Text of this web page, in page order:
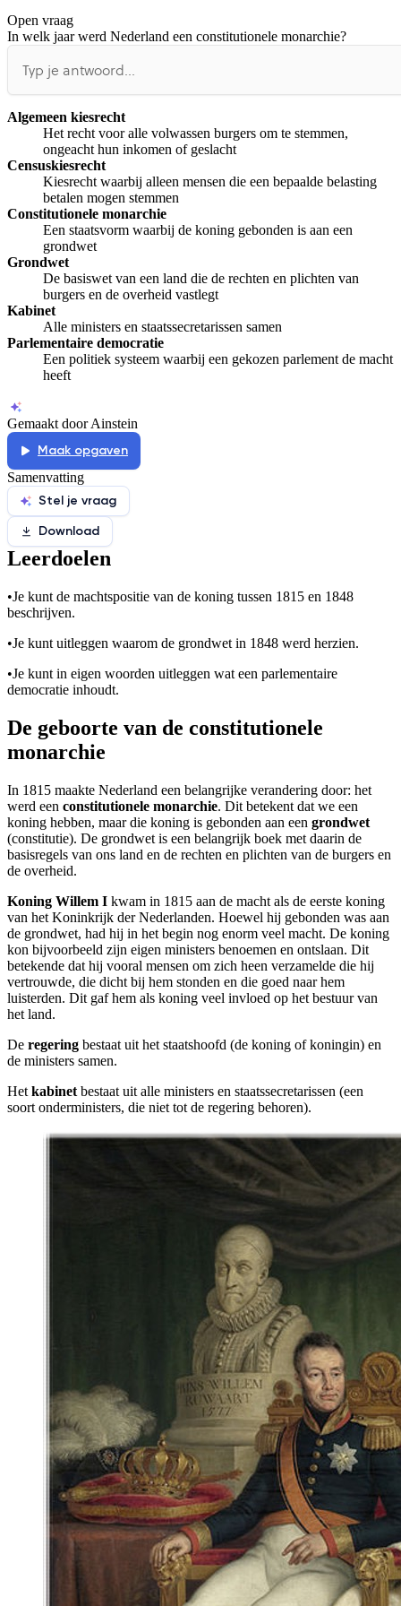
De uitleg gaat te langzaam
Open vraag
In welk jaar werd Nederland een constitutionele monarchie?
Algemeen kiesrecht
Het recht voor alle volwassen burgers om te stemmen,
ongeacht hun inkomen of geslacht
Censuskiesrecht
Kiesrecht waarbij alleen mensen die een bepaalde belasting
betalen mogen stemmen
Constitutionele monarchie
Een staatsvorm waarbij de koning gebonden is aan een
grondwet
Grondwet
De basiswet van een land die de rechten en plichten van
burgers en de overheid vastlegt
Kabinet
Alle ministers en staatssecretarissen samen
Parlementaire democratie
Een politiek systeem waarbij een gekozen parlement de macht
heeft
Gemaakt door Ainstein
Maak opgaven
Samenvatting
Stel je vraag
Download
Leerdoelen
•Je kunt de machtspositie van de koning tussen 1815 en 1848
beschrijven.
•Je kunt uitleggen waarom de grondwet in 1848 werd herzien.
•Je kunt in eigen woorden uitleggen wat een parlementaire
democratie inhoudt.
De geboorte van de constitutionele
monarchie
In 1815 maakte Nederland een belangrijke verandering door: het
werd een constitutionele monarchie. Dit betekent dat we een
koning hebben, maar die koning is gebonden aan een grondwet
(constitutie). De grondwet is een belangrijk boek met daarin de
basisregels van ons land en de rechten en plichten van de burgers en
de overheid.
Koning Willem I kwam in 1815 aan de macht als de eerste koning
van het Koninkrijk der Nederlanden. Hoewel hij gebonden was aan
de grondwet, had hij in het begin nog enorm veel macht. De koning
kon bijvoorbeeld zijn eigen ministers benoemen en ontslaan. Dit
betekende dat hij vooral mensen om zich heen verzamelde die hij
vertrouwde, die dicht bij hem stonden en die goed naar hem
luisterden. Dit gaf hem als koning veel invloed op het bestuur van
het land.
De regering bestaat uit het staatshoofd (de koning of koningin) en
de ministers samen.
Het kabinet bestaat uit alle ministers en staatssecretarissen (een
soort onderministers, die niet tot de regering behoren).